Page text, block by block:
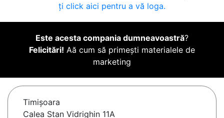
ți click aici pentru a vă loga.
Este acesta compania dumneavoastră?
Felicitări! Aă cum să primești materialele de
marketing
Timişoara
Calea Stan Vidrighin 11A